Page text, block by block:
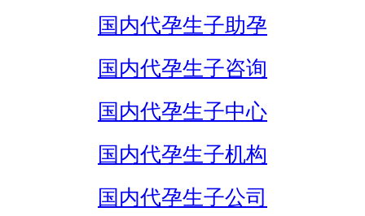
国内代孕生子助孕
国内代孕生子咨询
国内代孕生子中心
国内代孕生子机构
国内代孕生子公司